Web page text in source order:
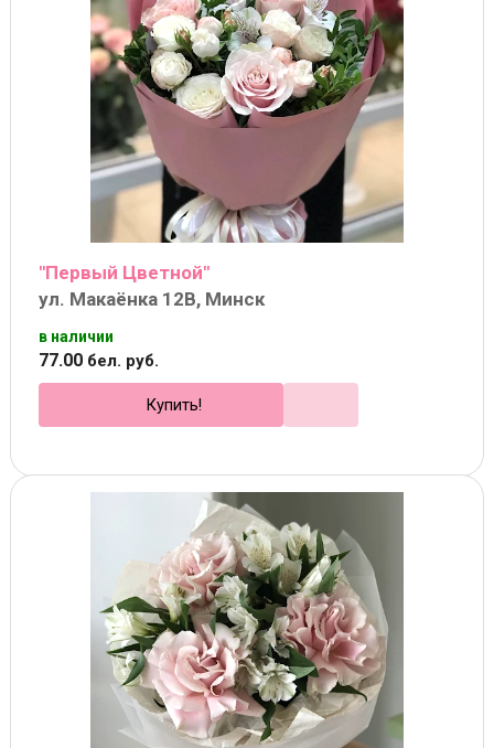
"Первый Цветной"
ул. Макаёнка 12В, Минск
в наличии
77.00 бел. руб.
Купить!